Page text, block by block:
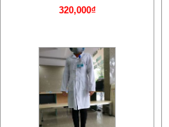
320,000₫